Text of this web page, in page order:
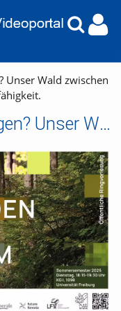
Unser Wald zwischen
Wie viel gestern ist morgen? Unser Wald zwischen historischer Verklärung und Zukunftsfähigkeit.